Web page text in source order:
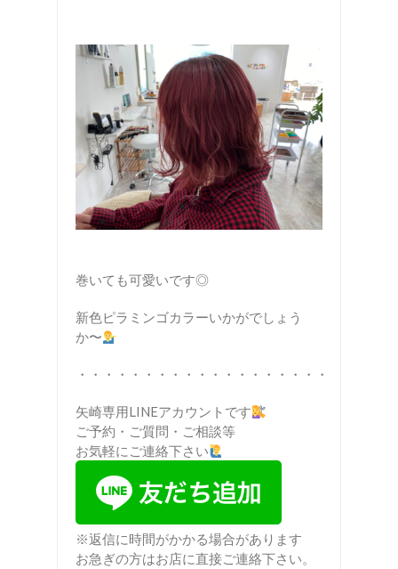
巻いても可愛いです◎
新色ピラミンゴカラーいかがでしょう
か〜
・・・・・・・・・・・・・・・・・・・
矢崎専用LINEアカウントです
ご予約・ご質問・ご相談等
お気軽にご連絡下さい
※返信に時間がかかる場合があります
お急ぎの方はお店に直接ご連絡下さい。